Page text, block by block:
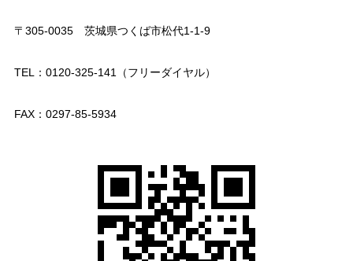
〒305-0035 茨城県つくば市松代1-1-9
TEL：0120-325-141（フリーダイヤル）
FAX：0297-85-5934